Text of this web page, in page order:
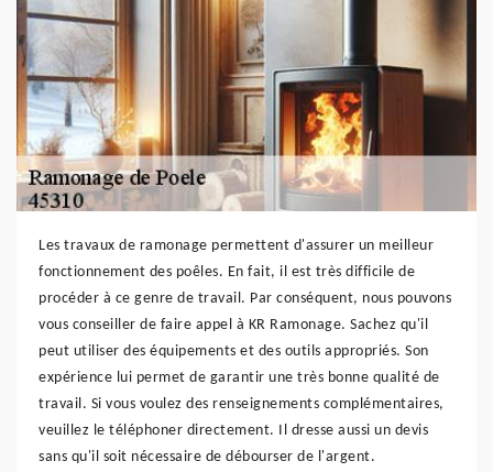
Les travaux de ramonage permettent d'assurer un meilleur
fonctionnement des poêles. En fait, il est très difficile de
procéder à ce genre de travail. Par conséquent, nous pouvons
vous conseiller de faire appel à KR Ramonage. Sachez qu'il
peut utiliser des équipements et des outils appropriés. Son
expérience lui permet de garantir une très bonne qualité de
travail. Si vous voulez des renseignements complémentaires,
veuillez le téléphoner directement. Il dresse aussi un devis
sans qu'il soit nécessaire de débourser de l'argent.